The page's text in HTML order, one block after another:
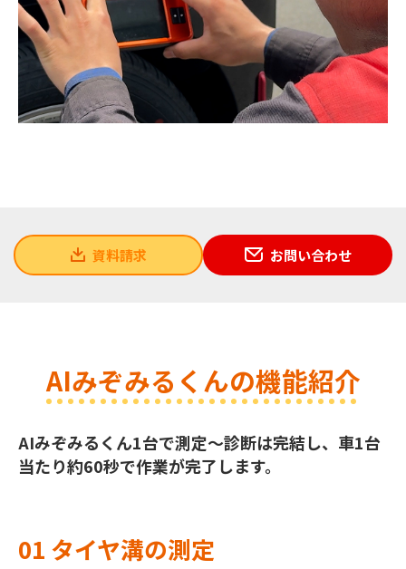
資料請求 お問い合わせ
AIみぞみるくんの機能紹介
AIみぞみるくん1台で測定～診断は完結し、車1台
当たり約60秒で作業が完了します。
01 タイヤ溝の測定